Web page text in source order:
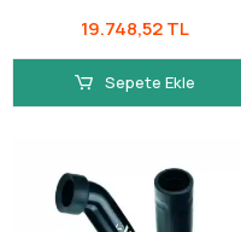
19.748,52 TL
Sepete Ekle